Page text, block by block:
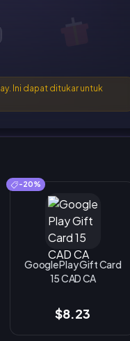
Ini dapat ditukar untuk
-20%
Google Play Gift Card
15 CAD CA
$8.23